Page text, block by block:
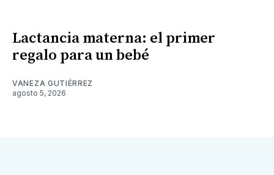
Lactancia materna: el primer
regalo para un bebé
VANEZA GUTIÉRREZ
agosto 5, 2026